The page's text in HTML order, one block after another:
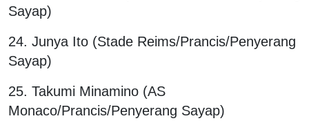
Sayap)
24. Junya Ito (Stade Reims/Prancis/Penyerang
Sayap)
25. Takumi Minamino (AS
Monaco/Prancis/Penyerang Sayap)